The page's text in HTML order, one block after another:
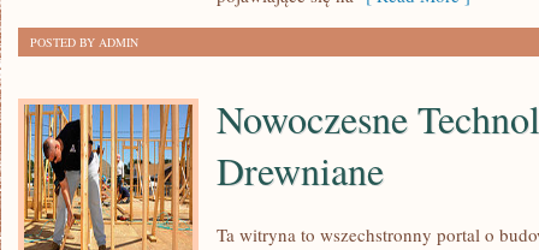
POSTED BY ADMIN
Nowoczesne
Drewniane
Ta witryna to wszechstronny portal o